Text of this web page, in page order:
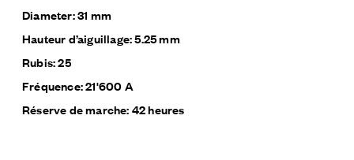
Diameter: 31 mm
Hauteur d’aiguillage: 5.25 mm
Rubis: 25
Fréquence: 21'600 A
Réserve de marche: 42 heures